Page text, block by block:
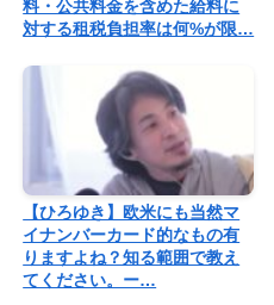
料・公共料金を含めた給料に
対する租税負担率は何%が限…
【ひろゆき】欧米にも当然マ
イナンバーカード的なもの有
りますよね？知る範囲で教え
てください。ー…